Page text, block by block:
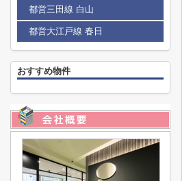
都営三田線 白山
都営大江戸線 春日
おすすめ物件